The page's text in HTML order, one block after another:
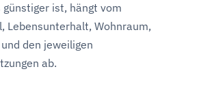
ist, hängt vom
Lebensunterhalt, Wohnraum,
den jeweiligen
ab.